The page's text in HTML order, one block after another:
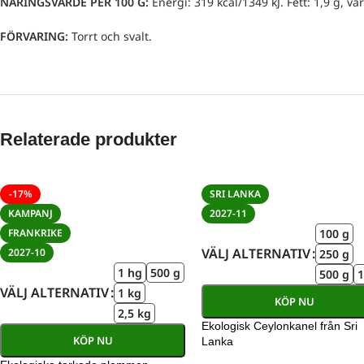
FÖRVARING: Torrt och svalt.
Relaterade produkter
-17%
KAMPANJ
FRANKRIKE
2027-10
VÄLJ ALTERNATIV
1 hg 500 g
1 kg
2,5 kg
KÖP NU
SRI LANKA
2027-11
VÄLJ ALTERNATIV
100 g
250 g
500 g
KÖP NU
Ekologisk Ceylonkanel från Sri
Lanka